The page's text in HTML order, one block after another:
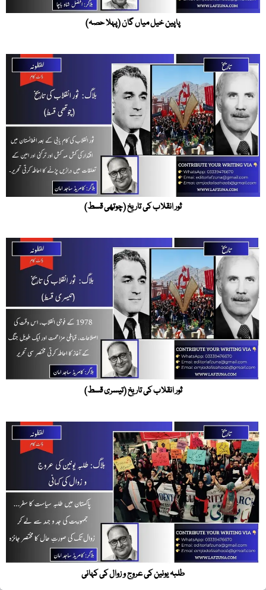
پاپین خیل میاں گان (پہلا حصہ)
ثور انقلاب کی تاریخ (چوتھی قسط)
ثور انقلاب کی تاریخ (تیسری قسط)
طلبہ یونین کی عروج و زوال کی کہانی